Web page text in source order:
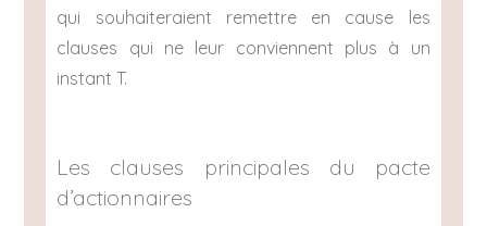
qui souhaiteraient remettre en cause les
clauses qui ne leur conviennent plus à un
instant T.
Les clauses principales du pacte
d’actionnaires